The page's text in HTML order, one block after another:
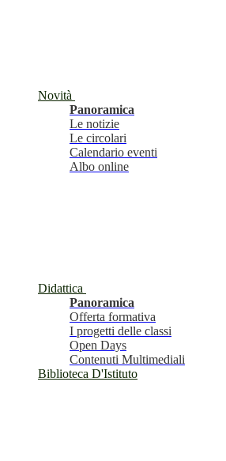
Novità
Panoramica
Le notizie
Le circolari
Calendario eventi
Albo online
Didattica
Panoramica
Offerta formativa
I progetti delle classi
Open Days
Contenuti Multimediali
Biblioteca D'Istituto